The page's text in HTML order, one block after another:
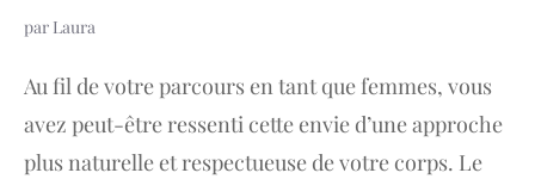
par Laura
Au fil de votre parcours en tant que femmes, vous
avez peut-être ressenti cette envie d’une approche
plus naturelle et respectueuse de votre corps. Le